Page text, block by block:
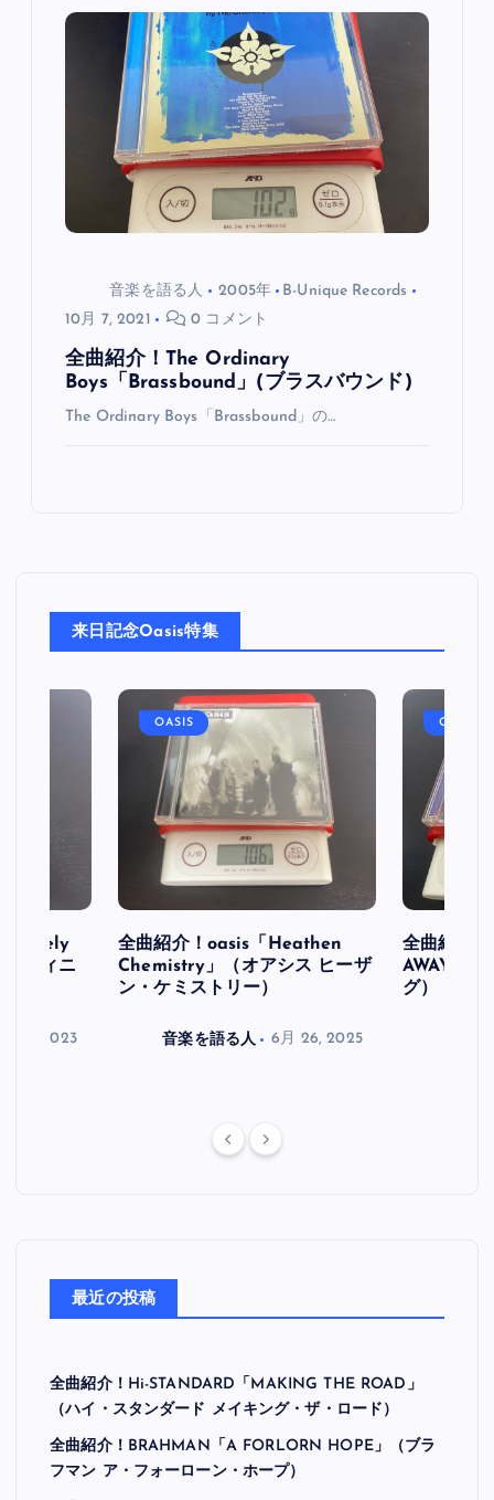
音楽を語る人 2005年
B-Unique Records
10月 7, 2021
0 コメント
全曲紹介！The Ordinary
Boys「Brassbound」(ブラスバウンド)
The Ordinary Boys「Brassbound」の…
来日記念Oasis特集
フィニ
30, 2023
OASIS
全曲紹介！oasis「Heathen
Chemistry」（オアシス ヒーザ
ン・ケミストリー）
音楽を語る人 6月 26, 2025
OASIS
全曲紹介
AWAY」
グ）
最近の投稿
全曲紹介！Hi-STANDARD「MAKING THE ROAD」
（ハイ・スタンダード メイキング・ザ・ロード）
全曲紹介！BRAHMAN「A FORLORN HOPE」（ブラ
フマン ア・フォーローン・ホープ）